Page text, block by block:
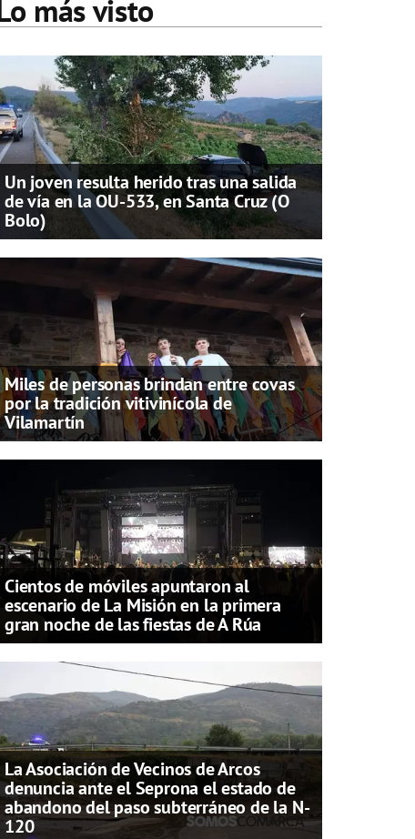
Lo más visto
Un joven resulta herido tras una salida
de vía en la OU-533, en Santa Cruz (O
Bolo)
Miles de personas brindan entre covas
por la tradición vitivinícola de
Vilamartín
Cientos de móviles apuntaron al
escenario de La Misión en la primera
gran noche de las fiestas de A Rúa
La Asociación de Vecinos de Arcos
denuncia ante el Seprona el estado de
abandono del paso subterráneo de la N-
120